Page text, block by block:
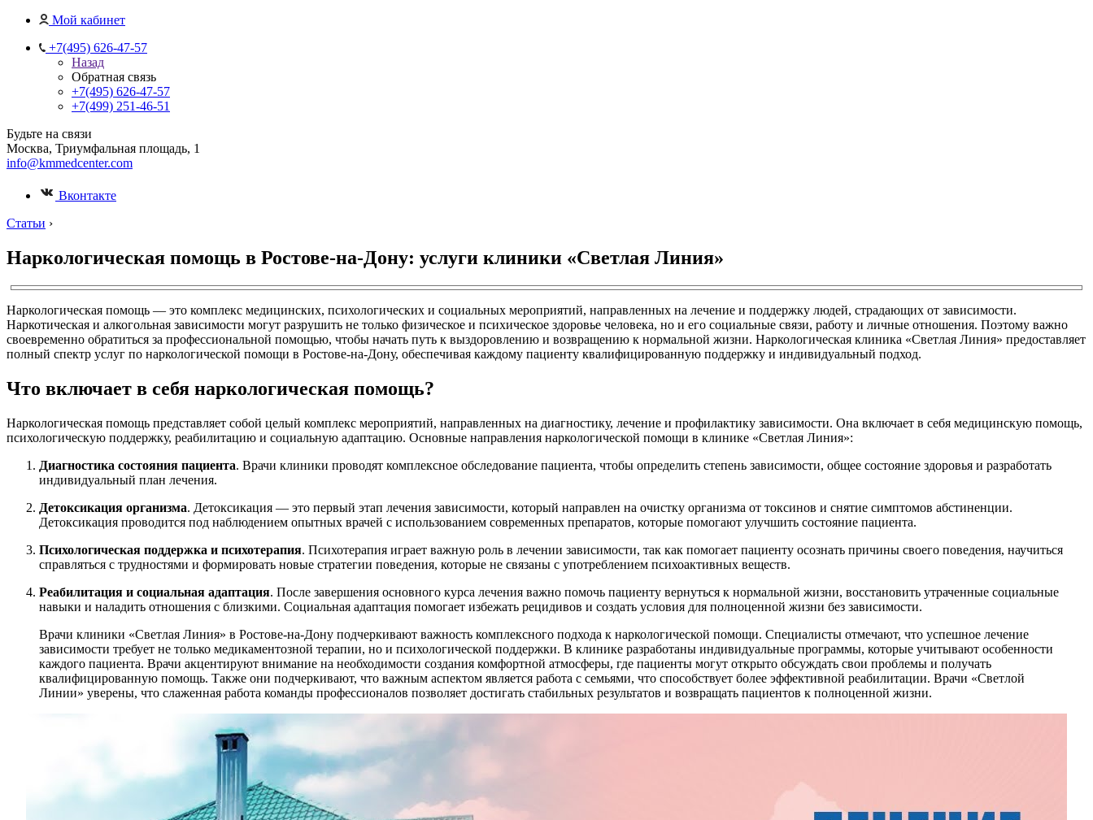
Мой кабинет
+7(495) 626-47-57
Назад
Обратная связь
+7(495) 626-47-57
+7(499) 251-46-51
Будьте на связи
Москва, Триумфальная площадь, 1
info@kmmedcenter.com
Вконтакте
Статьи ›
Наркологическая помощь в Ростове-на-Дону: услуги клиники «Светлая Линия»
Наркологическая помощь — это комплекс медицинских, психологических и социальных мероприятий, направленных на лечение и поддержку людей, страдающих от зависимости.
Наркотическая и алкогольная зависимости могут разрушить не только физическое и психическое здоровье человека, но и его социальные связи, работу и личные отношения. Поэтому важно
своевременно обратиться за профессиональной помощью, чтобы начать путь к выздоровлению и возвращению к нормальной жизни. Наркологическая клиника «Светлая Линия» предоставляет
полный спектр услуг по наркологической помощи в Ростове-на-Дону, обеспечивая каждому пациенту квалифицированную поддержку и индивидуальный подход.
Что включает в себя наркологическая помощь?
Наркологическая помощь представляет собой целый комплекс мероприятий, направленных на диагностику, лечение и профилактику зависимости. Она включает в себя медицинскую помощь,
психологическую поддержку, реабилитацию и социальную адаптацию. Основные направления наркологической помощи в клинике «Светлая Линия»:
Диагностика состояния пациента. Врачи клиники проводят комплексное обследование пациента, чтобы определить степень зависимости, общее состояние здоровья и разработать
индивидуальный план лечения.
Детоксикация организма. Детоксикация — это первый этап лечения зависимости, который направлен на очистку организма от токсинов и снятие симптомов абстиненции.
Детоксикация проводится под наблюдением опытных врачей с использованием современных препаратов, которые помогают улучшить состояние пациента.
Психологическая поддержка и психотерапия. Психотерапия играет важную роль в лечении зависимости, так как помогает пациенту осознать причины своего поведения, научиться
справляться с трудностями и формировать новые стратегии поведения, которые не связаны с употреблением психоактивных веществ.
Реабилитация и социальная адаптация. После завершения основного курса лечения важно помочь пациенту вернуться к нормальной жизни, восстановить утраченные социальные
навыки и наладить отношения с близкими. Социальная адаптация помогает избежать рецидивов и создать условия для полноценной жизни без зависимости.
Врачи клиники «Светлая Линия» в Ростове-на-Дону подчеркивают важность комплексного подхода к наркологической помощи. Специалисты отмечают, что успешное лечение
зависимости требует не только медикаментозной терапии, но и психологической поддержки. В клинике разработаны индивидуальные программы, которые учитывают особенности
каждого пациента. Врачи акцентируют внимание на необходимости создания комфортной атмосферы, где пациенты могут открыто обсуждать свои проблемы и получать
квалифицированную помощь. Также они подчеркивают, что важным аспектом является работа с семьями, что способствует более эффективной реабилитации. Врачи «Светлой
Линии» уверены, что слаженная работа команды профессионалов позволяет достигать стабильных результатов и возвращать пациентов к полноценной жизни.